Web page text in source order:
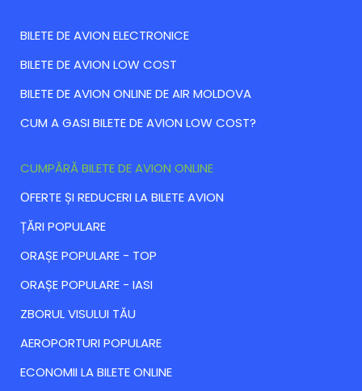
BILETE DE AVION ELECTRONICE
BILETE DE AVION LOW COST
BILETE DE AVION ONLINE DE AIR MOLDOVA
CUM A GASI BILETE DE AVION LOW COST?
CUMPĂRĂ BILETE DE AVION ONLINE
ОFERTE ȘI REDUCERI LA BILETE AVION
ȚĂRI POPULARE
ORAȘE POPULARE - TOP
ORAȘE POPULARE - IASI
ZBORUL VISULUI TĂU
AEROPORTURI POPULARE
ECONOMII LA BILETE ONLINE